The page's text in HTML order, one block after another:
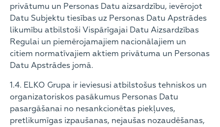
privātumu un Personas Datu aizsardzību, ievērojot
Datu Subjektu tiesības uz Personas Datu Apstrādes
likumību atbilstoši Vispārīgajai Datu Aizsardzības
Regulai un piemērojamajiem nacionālajiem un
citiem normatīvajiem aktiem privātuma un Personas
Datu Apstrādes jomā.
1.4. ELKO Grupa ir ieviesusi atbilstošus tehniskos un
organizatoriskos pasākumus Personas Datu
pasargāšanai no nesankcionētas piekļuves,
pretlikumīgas izpaušanas, nejaušas nozaudēšanas,